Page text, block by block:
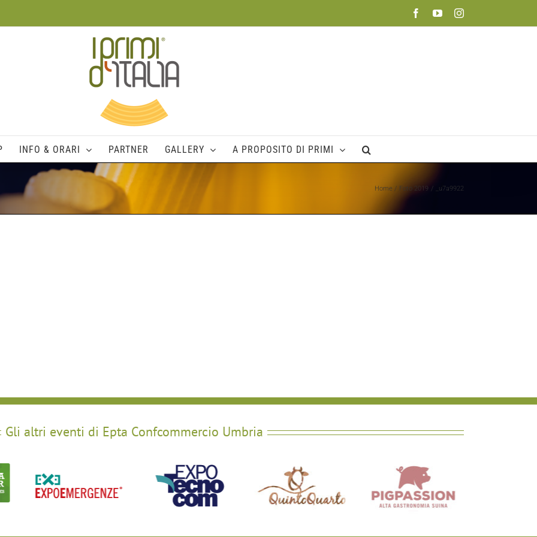
FacebookYouTubeInstagram
INFO & ORARI PARTNER GALLERY A PROPOSITO DI PRIMI
Home Foto 2019 _u7a9922
Gli altri eventi di Epta Confcommercio Umbria